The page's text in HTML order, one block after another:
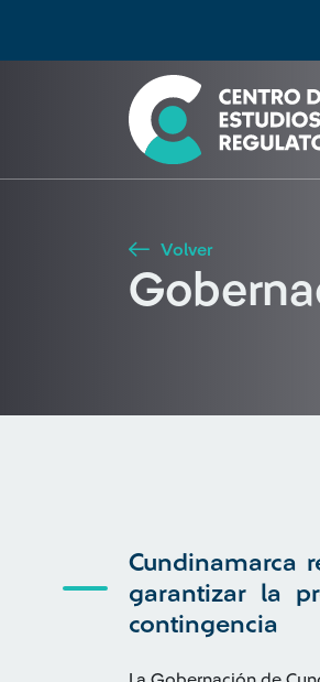
Seleccione país
Buscar
Volver
Cundinamarca
garantizar la
contingencia